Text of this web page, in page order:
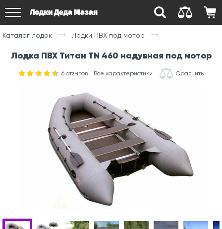
Лодки Деда Мазая
Каталог лодок Лодки ПВХ под мотор
Лодка ПВХ Титан TN 460 надувная под мотор
6 отзывов Все характеристики Сравнить